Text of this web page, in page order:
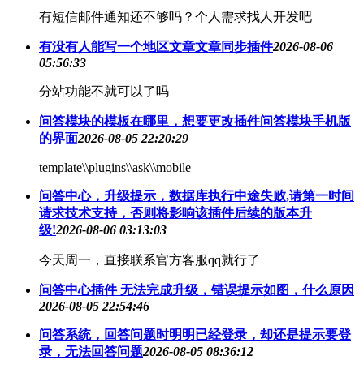
有短信邮件通知还不够吗？个人需求找人开发吧
有没有人能写一个地区文章文章同步插件2026-08-06
05:56:33
分站功能不就可以了吗
问答模块的模板在哪里，想要更改插件问答模块手机版
的界面2026-08-05 22:20:29
template\\plugins\\ask\\mobile
问答中心，升级提示，数据库执行中途失败,请第一时间
请求技术支持，否则将影响该插件后续的版本升
级!2026-08-06 03:13:03
今天周一，直接联系官方客服qq就行了
问答中心插件 无法完成升级，错误提示如图，什么原因
2026-08-05 22:54:46
问答系统，回答问题时明明已经登录，却还是提示要登
录，无法回答问题2026-08-05 08:36:12